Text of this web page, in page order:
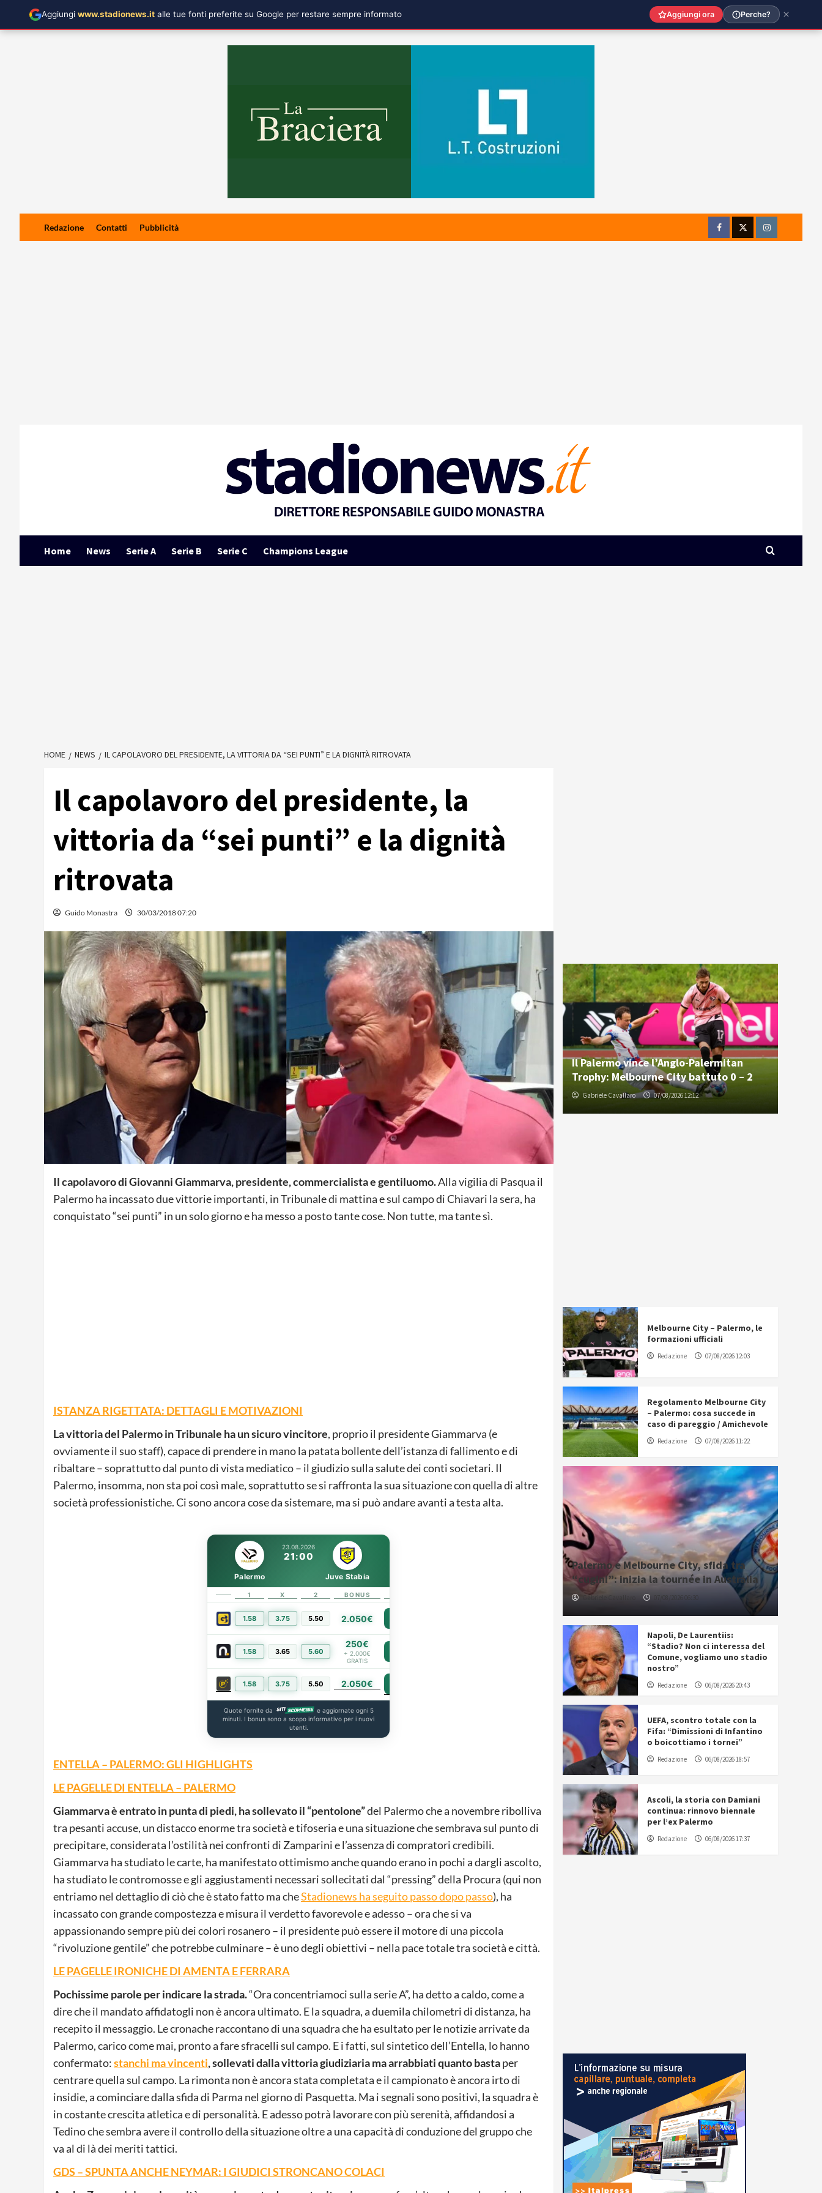
Redazione Contatti Pubblicità
FacebookTwitterInstagram
Home News Serie A Serie B Serie C Champions League
HOME NEWS IL CAPOLAVORO DEL PRESIDENTE, LA VITTORIA DA “SEI PUNTI” E LA DIGNITÀ RITROVATA
Il capolavoro del presidente, la
vittoria da “sei punti” e la dignità
ritrovata
Guido Monastra 30/03/2018 07:20
Il capolavoro di Giovanni Giammarva, presidente, commercialista e gentiluomo.Alla vigilia di Pasqua il
Palermo ha incassato due vittorie importanti, in Tribunale di mattina e sul campo di Chiavari la sera, ha
conquistato “sei punti” in un solo giorno e ha messo a posto tante cose. Non tutte, ma tante sì.
ISTANZA RIGETTATA: DETTAGLI E MOTIVAZIONI
La vittoria del Palermo in Tribunale ha un sicuro vincitore, proprio il presidente Giammarva (e
ovviamente il suo staff), capace di prendere in mano la patata bollente dell’istanza di fallimento e di
ribaltare – soprattutto dal punto di vista mediatico – il giudizio sulla salute dei conti societari. Il
Palermo, insomma, non sta poi così male, soprattutto se si raffronta la sua situazione con quella di altre
società professionistiche. Ci sono ancora cose da sistemare, ma si può andare avanti a testa alta.
23.08.2026
21:00
Palermo Juve Stabia
1 X 2 BONUS
1.58 3.75 5.50 2.050€
1.58 3.65 5.60
250€
+ 2.000€
GRATIS
1.58 3.75 5.50 2.050€
Quote fornite da
e aggiornate ogni 5
minuti. I bonus sono a scopo informativo per i nuovi
utenti.
ENTELLA – PALERMO: GLI HIGHLIGHTS
LE PAGELLE DI ENTELLA – PALERMO
Giammarva è entrato in punta di piedi, ha sollevato il “pentolone”del Palermo che a novembre ribolliva
tra pesanti accuse, un distacco enorme tra società e tifoseria e una situazione che sembrava sul punto di
precipitare, considerata l’ostilità nei confronti di Zamparini e l’assenza di compratori credibili.
Giammarva ha studiato le carte, ha manifestato ottimismo anche quando erano in pochi a dargli ascolto,
ha studiato le contromosse e gli aggiustamenti necessari sollecitati dal “pressing” della Procura (qui non
entriamo nel dettaglio di ciò che è stato fatto ma cheStadionews ha seguito passo dopo passo), ha
incassato con grande compostezza e misura il verdetto favorevole e adesso – ora che si va
appassionando sempre più dei colori rosanero – il presidente può essere il motore di una piccola
“rivoluzione gentile” che potrebbe culminare – è uno degli obiettivi – nella pace totale tra società e città.
LE PAGELLE IRONICHE DI AMENTA E FERRARA
Pochissime parole per indicare la strada.“Ora concentriamoci sulla serie A”, ha detto a caldo, come a
dire che il mandato affidatogli non è ancora ultimato. E la squadra, a duemila chilometri di distanza, ha
recepito il messaggio. Le cronache raccontano di una squadra che ha esultato per le notizie arrivate da
Palermo, carico come mai, pronto a fare sfracelli sul campo. E i fatti, sul sintetico dell’Entella, lo hanno
confermato:stanchi ma vincenti, sollevati dalla vittoria giudiziaria ma arrabbiati quanto bastaper
centrare quella sul campo. La rimonta non è ancora stata completata e il campionato è ancora irto di
insidie, a cominciare dalla sfida di Parma nel giorno di Pasquetta. Ma i segnali sono positivi, la squadra è
in costante crescita atletica e di personalità. E adesso potrà lavorare con più serenità, affidandosi a
Tedino che sembra avere il controllo della situazione oltre a una capacità di conduzione del gruppo che
va al di là dei meriti tattici.
GDS – SPUNTA ANCHE NEYMAR: I GIUDICI STRONCANO COLACI
Il Palermo vince l’Anglo-Palermitan
Trophy: Melbourne City battuto 0 – 2
Gabriele Cavallaro 07/08/2026 12:12
Melbourne City – Palermo, le
formazioni ufficiali
Redazione 07/08/2026 12:03
Regolamento Melbourne City
– Palermo: cosa succede in
caso di pareggio / Amichevole
Redazione 07/08/2026 11:22
Palermo e Melbourne City, sfida tra
“cugini”: inizia la tournée in Australia
Gabriele Cavallaro 07/08/2026 06:30
Napoli, De Laurentiis:
“Stadio? Non ci interessa del
Comune, vogliamo uno stadio
nostro”
Redazione 06/08/2026 20:43
UEFA, scontro totale con la
Fifa: “Dimissioni di Infantino
o boicottiamo i tornei”
Redazione 06/08/2026 18:57
Ascoli, la storia con Damiani
continua: rinnovo biennale
per l’ex Palermo
Redazione 06/08/2026 17:37
Aggiungi www.stadionews.it alle tue fonti preferite su Google per restare sempre informato Aggiungi ora Perche?